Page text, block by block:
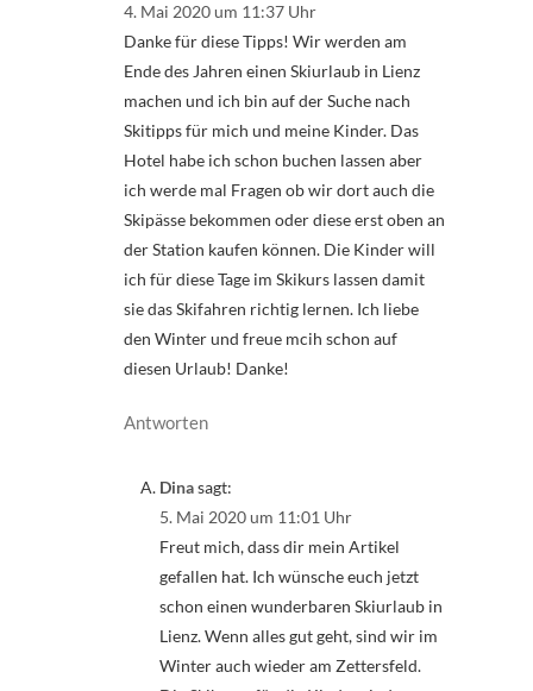
4. Mai 2020 um 11:37 Uhr
Danke für diese Tipps! Wir werden am
Ende des Jahren einen Skiurlaub in Lienz
machen und ich bin auf der Suche nach
Skitipps für mich und meine Kinder. Das
Hotel habe ich schon buchen lassen aber
ich werde mal Fragen ob wir dort auch die
Skipässe bekommen oder diese erst oben an
der Station kaufen können. Die Kinder will
ich für diese Tage im Skikurs lassen damit
sie das Skifahren richtig lernen. Ich liebe
den Winter und freue mcih schon auf
diesen Urlaub! Danke!
Antworten
Dinasagt:
5. Mai 2020 um 11:01 Uhr
Freut mich, dass dir mein Artikel
gefallen hat. Ich wünsche euch jetzt
schon einen wunderbaren Skiurlaub in
Lienz. Wenn alles gut geht, sind wir im
Winter auch wieder am Zettersfeld.